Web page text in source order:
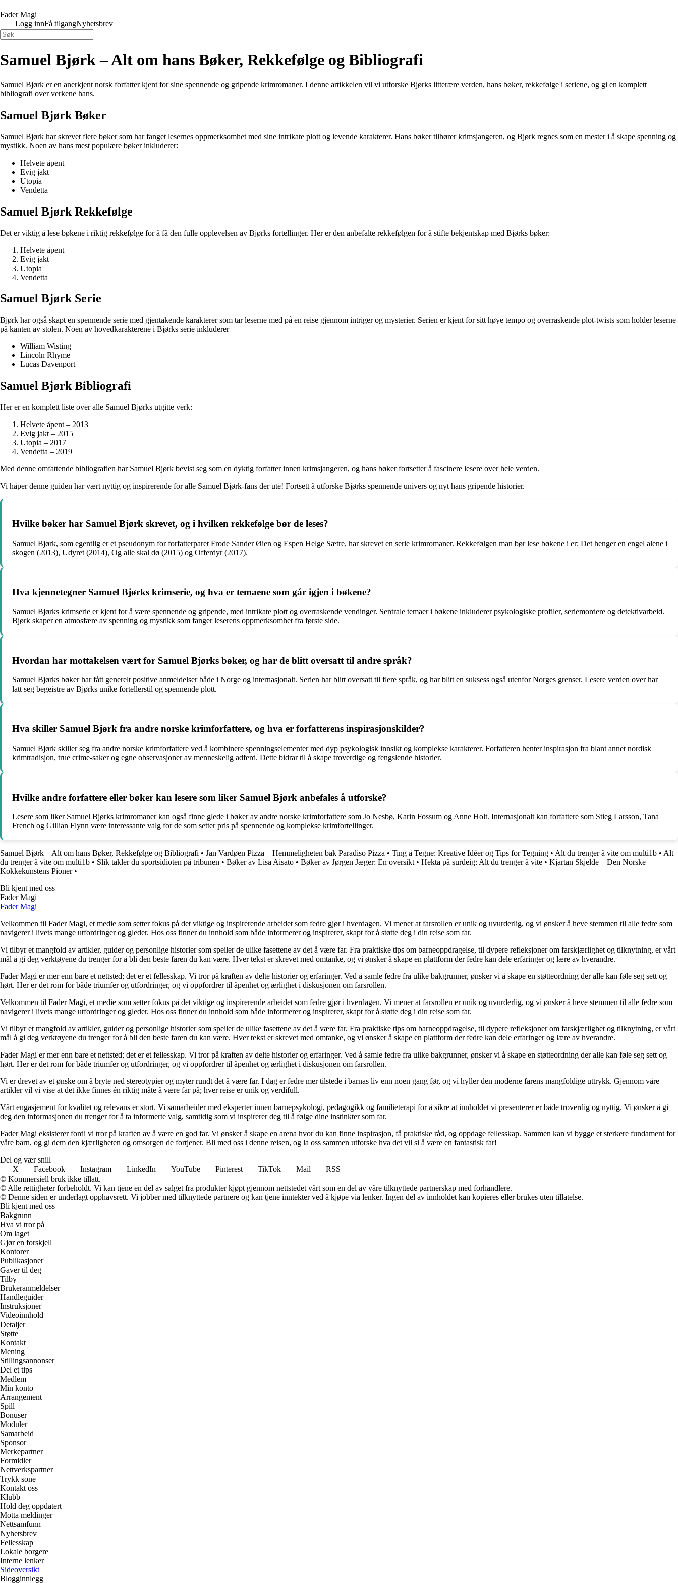
Fader Magi
Logg innFå tilgangNyhetsbrev
Samuel Bjørk – Alt om hans Bøker, Rekkefølge og Bibliografi
Samuel Bjørk er en anerkjent norsk forfatter kjent for sine spennende og gripende krimromaner. I denne artikkelen vil vi utforske Bjørks litterære verden, hans bøker, rekkefølge i seriene, og gi en komplett
bibliografi over verkene hans.
Samuel Bjørk Bøker
Samuel Bjørk har skrevet flere bøker som har fanget lesernes oppmerksomhet med sine intrikate plott og levende karakterer. Hans bøker tilhører krimsjangeren, og Bjørk regnes som en mester i å skape spenning og
mystikk. Noen av hans mest populære bøker inkluderer:
Helvete åpent
Evig jakt
Utopia
Vendetta
Samuel Bjørk Rekkefølge
Det er viktig å lese bøkene i riktig rekkefølge for å få den fulle opplevelsen av Bjørks fortellinger. Her er den anbefalte rekkefølgen for å stifte bekjentskap med Bjørks bøker:
Helvete åpent
Evig jakt
Utopia
Vendetta
Samuel Bjørk Serie
Bjørk har også skapt en spennende serie med gjentakende karakterer som tar leserne med på en reise gjennom intriger og mysterier. Serien er kjent for sitt høye tempo og overraskende plot-twists som holder leserne
på kanten av stolen. Noen av hovedkarakterene i Bjørks serie inkluderer
William Wisting
Lincoln Rhyme
Lucas Davenport
Samuel Bjørk Bibliografi
Her er en komplett liste over alle Samuel Bjørks utgitte verk:
Helvete åpent – 2013
Evig jakt – 2015
Utopia – 2017
Vendetta – 2019
Med denne omfattende bibliografien har Samuel Bjørk bevist seg som en dyktig forfatter innen krimsjangeren, og hans bøker fortsetter å fascinere lesere over hele verden.
Vi håper denne guiden har vært nyttig og inspirerende for alle Samuel Bjørk-fans der ute! Fortsett å utforske Bjørks spennende univers og nyt hans gripende historier.
Hvilke bøker har Samuel Bjørk skrevet, og i hvilken rekkefølge bør de leses?
Samuel Bjørk, som egentlig er et pseudonym for forfatterparet Frode Sander Øien og Espen Helge Sætre, har skrevet en serie krimromaner. Rekkefølgen man bør lese bøkene i er: Det henger en engel alene i
skogen (2013), Udyret (2014), Og alle skal dø (2015) og Offerdyr (2017).
Hva kjennetegner Samuel Bjørks krimserie, og hva er temaene som går igjen i bøkene?
Samuel Bjørks krimserie er kjent for å være spennende og gripende, med intrikate plott og overraskende vendinger. Sentrale temaer i bøkene inkluderer psykologiske profiler, seriemordere og detektivarbeid.
Bjørk skaper en atmosfære av spenning og mystikk som fanger leserens oppmerksomhet fra første side.
Hvordan har mottakelsen vært for Samuel Bjørks bøker, og har de blitt oversatt til andre språk?
Samuel Bjørks bøker har fått generelt positive anmeldelser både i Norge og internasjonalt. Serien har blitt oversatt til flere språk, og har blitt en suksess også utenfor Norges grenser. Lesere verden over har
latt seg begeistre av Bjørks unike fortellerstil og spennende plott.
Hva skiller Samuel Bjørk fra andre norske krimforfattere, og hva er forfatterens inspirasjonskilder?
Samuel Bjørk skiller seg fra andre norske krimforfattere ved å kombinere spenningselementer med dyp psykologisk innsikt og komplekse karakterer. Forfatteren henter inspirasjon fra blant annet nordisk
krimtradisjon, true crime-saker og egne observasjoner av menneskelig adferd. Dette bidrar til å skape troverdige og fengslende historier.
Hvilke andre forfattere eller bøker kan lesere som liker Samuel Bjørk anbefales å utforske?
Lesere som liker Samuel Bjørks krimromaner kan også finne glede i bøker av andre norske krimforfattere som Jo Nesbø, Karin Fossum og Anne Holt. Internasjonalt kan forfattere som Stieg Larsson, Tana
French og Gillian Flynn være interessante valg for de som setter pris på spennende og komplekse krimfortellinger.
Samuel Bjørk – Alt om hans Bøker, Rekkefølge og Bibliografi • Jan Vardøen Pizza – Hemmeligheten bak Paradiso Pizza • Ting å Tegne: Kreative Idéer og Tips for Tegning • Alt du trenger å vite om multi1b • Alt
du trenger å vite om multi1b • Slik takler du sportsidioten på tribunen • Bøker av Lisa Aisato • Bøker av Jørgen Jæger: En oversikt • Hekta på surdeig: Alt du trenger å vite • Kjartan Skjelde – Den Norske
Kokkekunstens Pioner•
Bli kjent med oss
Fader Magi
Fader Magi
Velkommen til Fader Magi, et medie som setter fokus på det viktige og inspirerende arbeidet som fedre gjør i hverdagen. Vi mener at farsrollen er unik og uvurderlig, og vi ønsker å heve stemmen til alle fedre som
navigerer i livets mange utfordringer og gleder. Hos oss finner du innhold som både informerer og inspirerer, skapt for å støtte deg i din reise som far.
Vi tilbyr et mangfold av artikler, guider og personlige historier som speiler de ulike fasettene av det å være far. Fra praktiske tips om barneoppdragelse, til dypere refleksjoner om farskjærlighet og tilknytning, er vårt
mål å gi deg verktøyene du trenger for å bli den beste faren du kan være. Hver tekst er skrevet med omtanke, og vi ønsker å skape en plattform der fedre kan dele erfaringer og lære av hverandre.
Fader Magi er mer enn bare et nettsted; det er et fellesskap. Vi tror på kraften av delte historier og erfaringer. Ved å samle fedre fra ulike bakgrunner, ønsker vi å skape en støtteordning der alle kan føle seg sett og
hørt. Her er det rom for både triumfer og utfordringer, og vi oppfordrer til åpenhet og ærlighet i diskusjonen om farsrollen.
Velkommen til Fader Magi, et medie som setter fokus på det viktige og inspirerende arbeidet som fedre gjør i hverdagen. Vi mener at farsrollen er unik og uvurderlig, og vi ønsker å heve stemmen til alle fedre som
navigerer i livets mange utfordringer og gleder. Hos oss finner du innhold som både informerer og inspirerer, skapt for å støtte deg i din reise som far.
Vi tilbyr et mangfold av artikler, guider og personlige historier som speiler de ulike fasettene av det å være far. Fra praktiske tips om barneoppdragelse, til dypere refleksjoner om farskjærlighet og tilknytning, er vårt
mål å gi deg verktøyene du trenger for å bli den beste faren du kan være. Hver tekst er skrevet med omtanke, og vi ønsker å skape en plattform der fedre kan dele erfaringer og lære av hverandre.
Fader Magi er mer enn bare et nettsted; det er et fellesskap. Vi tror på kraften av delte historier og erfaringer. Ved å samle fedre fra ulike bakgrunner, ønsker vi å skape en støtteordning der alle kan føle seg sett og
hørt. Her er det rom for både triumfer og utfordringer, og vi oppfordrer til åpenhet og ærlighet i diskusjonen om farsrollen.
Vi er drevet av et ønske om å bryte ned stereotypier og myter rundt det å være far. I dag er fedre mer tilstede i barnas liv enn noen gang før, og vi hyller den moderne farens mangfoldige uttrykk. Gjennom våre
artikler vil vi vise at det ikke finnes én riktig måte å være far på; hver reise er unik og verdifull.
Vårt engasjement for kvalitet og relevans er stort. Vi samarbeider med eksperter innen barnepsykologi, pedagogikk og familieterapi for å sikre at innholdet vi presenterer er både troverdig og nyttig. Vi ønsker å gi
deg den informasjonen du trenger for å ta informerte valg, samtidig som vi inspirerer deg til å følge dine instinkter som far.
Fader Magi eksisterer fordi vi tror på kraften av å være en god far. Vi ønsker å skape en arena hvor du kan finne inspirasjon, få praktiske råd, og oppdage fellesskap. Sammen kan vi bygge et sterkere fundament for
våre barn, og gi dem den kjærligheten og omsorgen de fortjener. Bli med oss i denne reisen, og la oss sammen utforske hva det vil si å være en fantastisk far!
Del og vær snill
X
Facebook Instagram LinkedIn YouTube Pinterest TikTok Mail
RSS
© Kommersiell bruk ikke tillatt.
© Alle rettigheter forbeholdt. Vi kan tjene en del av salget fra produkter kjøpt gjennom nettstedet vårt som en del av våre tilknyttede partnerskap med forhandlere.
© Denne siden er underlagt opphavsrett. Vi jobber med tilknyttede partnere og kan tjene inntekter ved å kjøpe via lenker. Ingen del av innholdet kan kopieres eller brukes uten tillatelse.
Bli kjent med oss
Bakgrunn
Hva vi tror på
Om laget
Gjør en forskjell
Kontorer
Publikasjoner
Gaver til deg
Tilby
Brukeranmeldelser
Handleguider
Instruksjoner
Videoinnhold
Detaljer
Støtte
Kontakt
Mening
Stillingsannonser
Del et tips
Medlem
Min konto
Arrangement
Spill
Bonuser
Moduler
Samarbeid
Sponsor
Merkepartner
Formidler
Nettverkspartner
Trykk sone
Kontakt oss
Klubb
Hold deg oppdatert
Motta meldinger
Nettsamfunn
Nyhetsbrev
Fellesskap
Lokale borgere
Interne lenker
Sideoversikt
Blogginnlegg